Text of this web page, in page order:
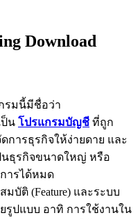
Download
รมนี้มีชื่อว่า
ป็น โปรแกรมบัญชี ที่ถูก
ารธุรกิจให้ง่ายดาย และ
นธุรกิจขนาดใหญ่ หรือ
ารได้หมด
บัติ (Feature) และระบบ
รูปแบบ อาทิ การใช้งานใน